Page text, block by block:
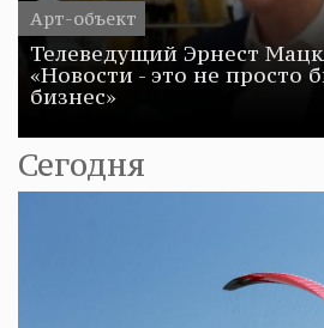
Арт-объект
Телеведущий Эрнест
«Новости - это не просто
бизнес»
Сегодня